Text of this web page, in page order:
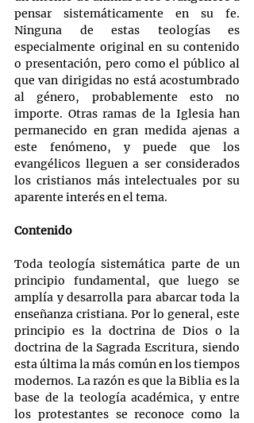
pensar sistemáticamente en su fe.
Ninguna de estas teologías es
especialmente original en su contenido
o presentación, pero como el público al
que van dirigidas no está acostumbrado
al género, probablemente esto no
importe. Otras ramas de la Iglesia han
permanecido en gran medida ajenas a
este fenómeno, y puede que los
evangélicos lleguen a ser considerados
los cristianos más intelectuales por su
aparente interés en el tema.
Contenido
Toda teología sistemática parte de un
principio fundamental, que luego se
amplía y desarrolla para abarcar toda la
enseñanza cristiana. Por lo general, este
principio es la doctrina de Dios o la
doctrina de la Sagrada Escritura, siendo
esta última la más común en los tiempos
modernos. La razón es que la Biblia es la
base de la teología académica, y entre
los protestantes se reconoce como la